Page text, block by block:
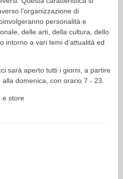
l’organizzazione di
personalità e
delle arti, della cultura, dello
intorno a vari temi d’attualità ed
sarà aperto tutti i giorni, a partire
domenica, con orario 7 - 23.
e store